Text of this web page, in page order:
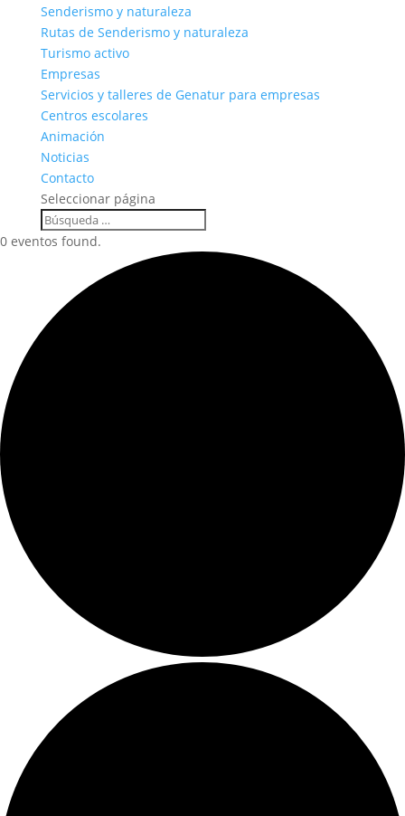
Senderismo y naturaleza
Rutas de Senderismo y naturaleza
Turismo activo
Empresas
Servicios y talleres de Genatur para empresas
Centros escolares
Animación
Noticias
Contacto
Seleccionar página
0 eventos found.